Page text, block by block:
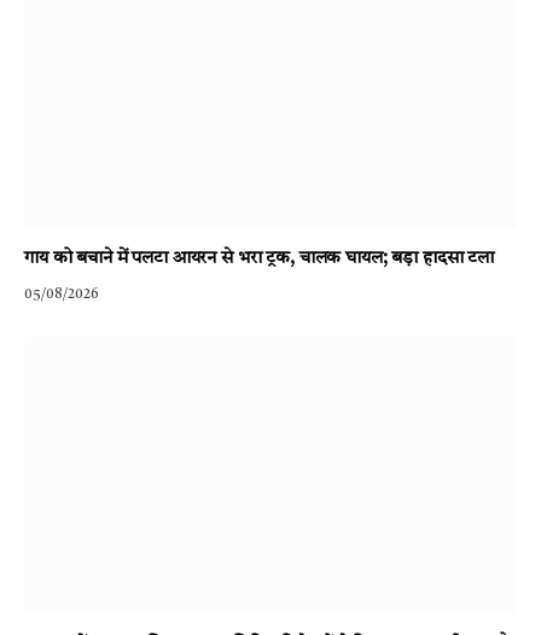
गाय को बचाने में पलटा आयरन से भरा ट्रक, चालक घायल; बड़ा हादसा टला
05/08/2026